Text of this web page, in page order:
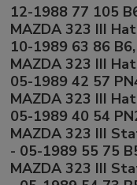
12-1988 77 105
MAZDA 323 III
10-1989 63 86
MAZDA 323 III
05-1989 42 57
MAZDA 323 III
05-1989 40 54
MAZDA 323 III
- 05-1989 55 75
MAZDA 323 III